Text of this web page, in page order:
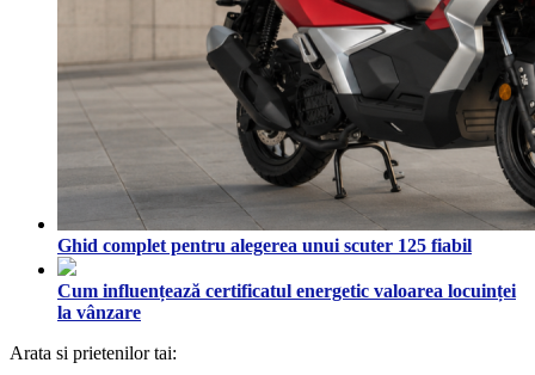
Ghid complet pentru alegerea unui scuter 125 fiabil
Cum influențează certificatul energetic valoarea locuinței
la vânzare
Arata si prietenilor tai: